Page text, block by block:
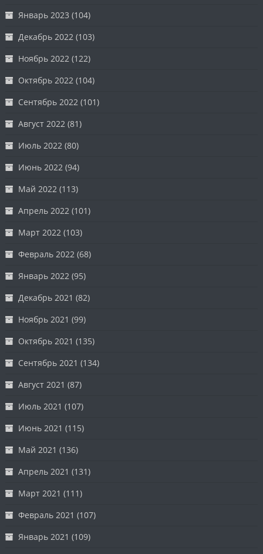
Январь 2023 (104)
Декабрь 2022 (103)
Ноябрь 2022 (122)
Октябрь 2022 (104)
Сентябрь 2022 (101)
Август 2022 (81)
Июль 2022 (80)
Июнь 2022 (94)
Май 2022 (113)
Апрель 2022 (101)
Март 2022 (103)
Февраль 2022 (68)
Январь 2022 (95)
Декабрь 2021 (82)
Ноябрь 2021 (99)
Октябрь 2021 (135)
Сентябрь 2021 (134)
Август 2021 (87)
Июль 2021 (107)
Июнь 2021 (115)
Май 2021 (136)
Апрель 2021 (131)
Март 2021 (111)
Февраль 2021 (107)
Январь 2021 (109)